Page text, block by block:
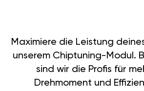
Maximiere die Leistung
unserem Chiptuning-Modul.
sind wir die Profis für
Drehmoment und